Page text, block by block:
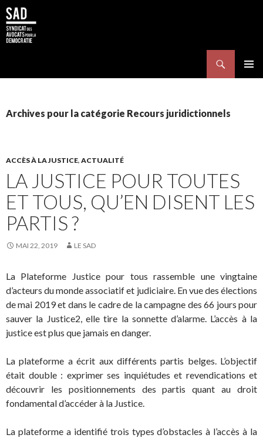
Archives pour la catégorie Recours juridictionnels
ACCÈS À LA JUSTICE, ACTUALITÉ
LA JUSTICE POUR TOUTES
ET TOUS, QU’EN DISENT LES
PARTIS ?
MAI 22, 2019 LE SAD
La Plateforme Justice pour tous rassemble une vingtaine
d’acteurs du monde associatif et judiciaire. En vue des élections
de mai 2019 et dans le cadre de la campagne des 66 jours pour
sauver la Justice2, elle tire la sonnette d’alarme. L’accès à la
justice est plus que jamais en danger.
La plateforme a écrit aux différents partis belges. L’objectif
était double : exprimer ses inquiétudes et revendications et
découvrir les positionnements des partis quant au droit
fondamental d’accéder à la Justice.
La plateforme a identifié trois types d’obstacles à l’accès à la